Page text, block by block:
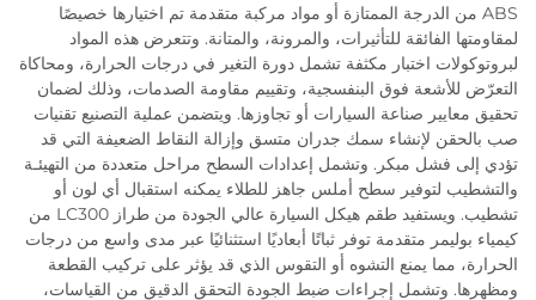
ABS من الدرجة الممتازة أو مواد مركبة متقدمة تم اختيارها خصيصًا
لمقاومتها الفائقة للتأثيرات، والمرونة، والمتانة. وتتعرض هذه المواد
لبروتوكولات اختبار مكثفة تشمل دورة التغير في درجات الحرارة، ومحاكاة
التعرّض للأشعة فوق البنفسجية، وتقييم مقاومة الصدمات، وذلك لضمان
تحقيق معايير صناعة السيارات أو تجاوزها. ويتضمن عملية التصنيع تقنيات
صب بالحقن لإنشاء سمك جدران متسق وإزالة النقاط الضعيفة التي قد
تؤدي إلى فشل مبكر. وتشمل إعدادات السطح مراحل متعددة من التهيئـة
والتشطيب لتوفير سطح أملس جاهز للطلاء يمكنه استقبال أي لون أو
تشطيب. ويستفيد طقم هيكل السيارة عالي الجودة من طراز LC300 من
كيمياء بوليمر متقدمة توفر ثباتًا أبعاديًا استثنائيًا عبر مدى واسع من درجات
الحرارة، مما يمنع التشوه أو التقوس الذي قد يؤثر على تركيب القطعة
ومظهرها. وتشمل إجراءات ضبط الجودة التحقق الدقيق من القياسات،